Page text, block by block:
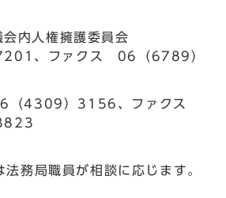
会内人権擁護委員会
、ファクス 06（6789）
（4309）3156、ファクス
法務局職員が相談に応じます。